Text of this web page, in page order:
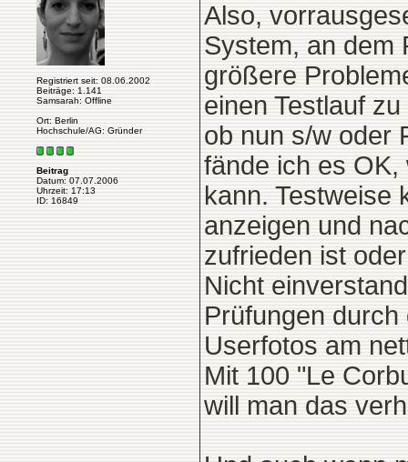
Registriert seit: 08.06.2002
Beiträge: 1.141
Samsarah: Offline
Ort: Berlin
Hochschule/AG: Gründer
Beitrag
Datum: 07.07.2006
Uhrzeit: 17:13
ID: 16849
Also,
System, an dem
größere
einen Testlauf
ob nun s/w oder
fände ich es OK,
kann. Testweise
anzeigen und
zufrieden ist
Nicht
Prüfungen
Userfotos am
Mit 100 "Le
will man das